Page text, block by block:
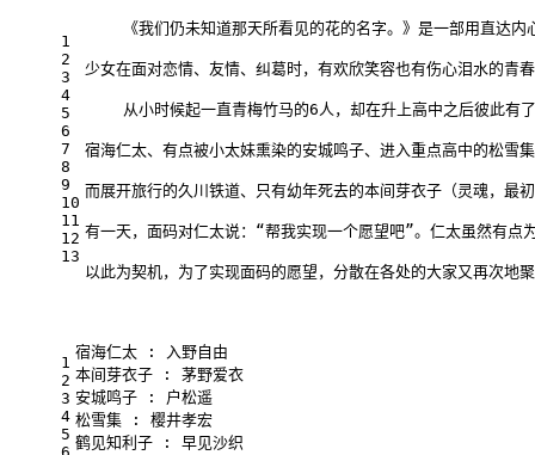
1
2
3
4
5
6
7
8
9
10
11
12
13
《我们仍未知道那天所看见的花的名字。》是一部用直达内
少女在面对恋情、友情、纠葛时，有欢欣笑容也有伤心泪水的青
从小时候起一直青梅竹马的6人，却在升上高中之后彼此有
宿海仁太、有点被小太妹熏染的安城鸣子、进入重点高中的松雪
而展开旅行的久川铁道、只有幼年死去的本间芽衣子（灵魂，最
有一天，面码对仁太说：“帮我实现一个愿望吧”。仁太虽然有点
以此为契机，为了实现面码的愿望，分散在各处的大家又再次地
1
2
3
4
5
宿海仁太 : 入野自由
本间芽衣子 : 茅野爱衣
安城鸣子 : 户松遥
松雪集 : 樱井孝宏
鹤见知利子 : 早见沙织